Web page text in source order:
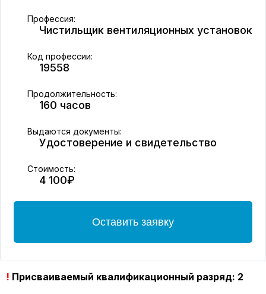
Профессия:
Чистильщик вентиляционных установок
Код профессии:
19558
Продолжительность:
160 часов
Выдаются документы:
Удостоверение и свидетельство
Стоимость:
4 100₽
Оставить заявку
! Присваиваемый квалификационный разряд: 2